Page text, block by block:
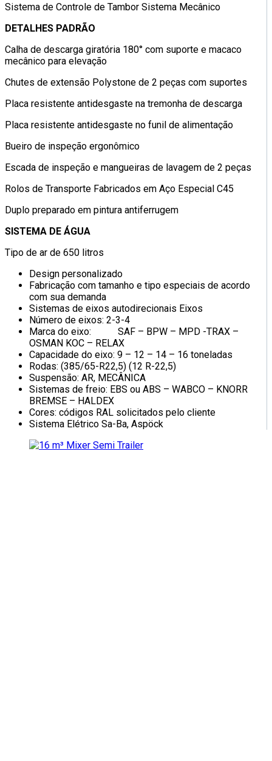
Sistema de Controle de Tambor Sistema Mecânico
DETALHES PADRÃO
Calha de descarga giratória 180° com suporte e macaco
mecânico para elevação
Chutes de extensão Polystone de 2 peças com suportes
Placa resistente antidesgaste na tremonha de descarga
Placa resistente antidesgaste no funil de alimentação
Bueiro de inspeção ergonômico
Escada de inspeção e mangueiras de lavagem de 2 peças
Rolos de Transporte Fabricados em Aço Especial C45
Duplo preparado em pintura antiferrugem
SISTEMA DE ÁGUA
Tipo de ar de 650 litros
Design personalizado
Fabricação com tamanho e tipo especiais de acordo
com sua demanda
Sistemas de eixos autodirecionais Eixos
Número de eixos: 2-3-4
Marca do eixo: SAF – BPW – MPD -TRAX –
OSMAN KOC – RELAX
Capacidade do eixo: 9 – 12 – 14 – 16 toneladas
Rodas: (385/65-R22,5) (12 R-22,5)
Suspensão: AR, MECÂNICA
Sistemas de freio: EBS ou ABS – WABCO – KNORR
BREMSE – HALDEX
Cores: códigos RAL solicitados pelo cliente
Sistema Elétrico Sa-Ba, Aspöck